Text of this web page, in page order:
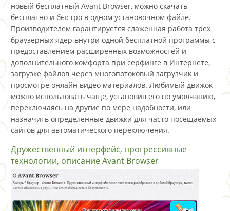
новый бесплатный Avant Browser, можно скачать
бесплатно и быстро в одном установочном файле.
Производителем гарантируется слаженная работа трех
браузерных ядер внутри одной бесплатной программы с
предоставлением расширенных возможностей и
дополнительного комфорта при серфинге в Интернете,
загрузке файлов через многопотоковый загрузчик и
просмотре онлайн видео материалов. Любимый движок
можно использовать чаще, установив его по умолчанию,
переключаясь на другие по мере надобности, или
назначить определенные движки для часто посещаемых
сайтов для автоматического переключения.
Дружественный интерфейс, прогрессивные
технологии, описание Avant Browser